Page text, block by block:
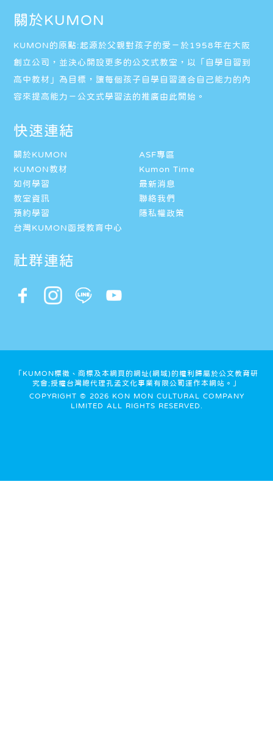
關於KUMON
KUMON的原點:起源於父親對孩子的愛－於1958年在大阪
創立公司，並決心開設更多的公文式教室，以「自學自習到
高中教材」為目標，讓每個孩子自學自習適合自己能力的內
容來提高能力－公文式學習法的推廣由此開始。
快速連結
關於KUMON
ASF專區
KUMON教材
Kumon Time
如何學習
最新消息
教室資訊
聯絡我們
預約學習
隱私權政策
台灣KUMON函授教育中心
社群連結
「KUMON標徵、商標及本網頁的網址(網域)的權利歸屬於公文教育研
究會;授權台灣總代理孔孟文化事業有限公司運作本網站。」
COPYRIGHT © 2026 KON MON CULTURAL COMPANY
LIMITED ALL RIGHTS RESERVED.